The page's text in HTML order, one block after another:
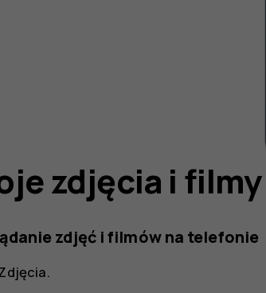
zdjęcia i filmy
zdjęć i filmów na telefonie
.